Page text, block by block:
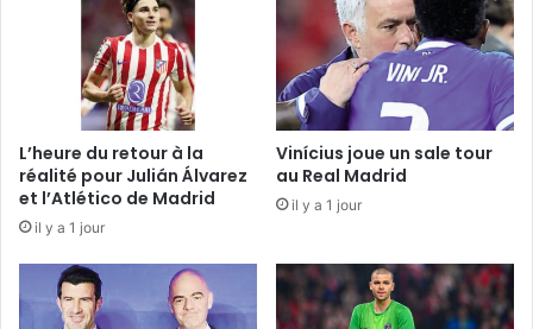
L’heure du retour à la
réalité pour Julián Álvarez
et l’Atlético de Madrid
il y a 1 jour
Vinícius joue un sale tour
au Real Madrid
il y a 1 jour